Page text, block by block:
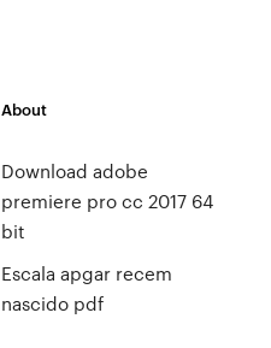
About
Download adobe
premiere pro cc 2017 64
bit
Escala apgar recem
nascido pdf